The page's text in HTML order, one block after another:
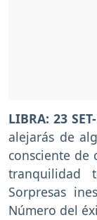
LIBRA: 23
alejarás de
consciente
tranquilidad
Sorpresas
Número del